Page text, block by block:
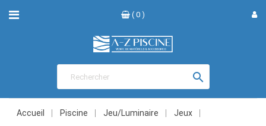
( 0 )

Accueil Piscine Jeu/Luminaire
Jeux